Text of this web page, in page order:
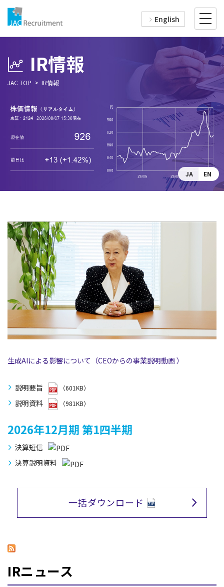
IR情報
JAC TOP IR情報
JA EN
生成AIによる影響について（CEOからの事業説明動画 ）
説明要旨 （601KB）
説明資料 （981KB）
2026年12月期第1四半期
決算短信
決算説明資料
一括ダウンロード
IRニュース
English